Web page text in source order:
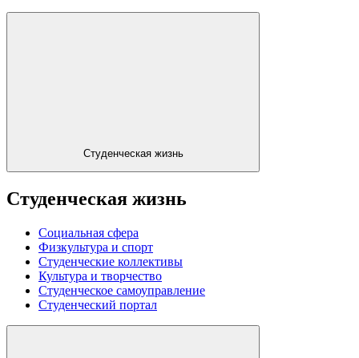
Студенческая жизнь
Студенческая жизнь
Социальная сфера
Физкультура и спорт
Студенческие коллективы
Культура и творчество
Студенческое самоуправление
Студенческий портал